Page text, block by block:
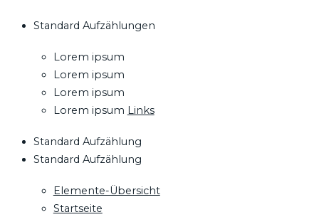
Standard Aufzählungen
Lorem ipsum
Lorem ipsum
Lorem ipsum
Lorem ipsum Links
Standard Aufzählung
Standard Aufzählung
Elemente-Übersicht
Startseite